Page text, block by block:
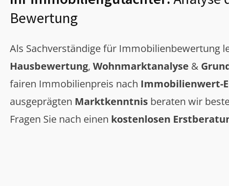
Bewertung
Als Sachverständige für Immobilienbewertung
Hausbewertung, Wohnmarktanalyse &
fairen Immobilienpreis nach Immobilienwert-
ausgeprägten Marktkenntnis beraten wir
Fragen Sie nach einen kostenlosen